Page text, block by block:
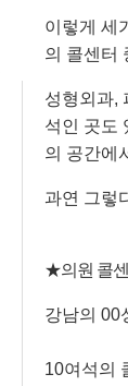
이렇게 세
의 콜센터
성형외과,
석인 곳도
의 공간에
과연 그렇
★의원 콜
강남의 00
10여석의